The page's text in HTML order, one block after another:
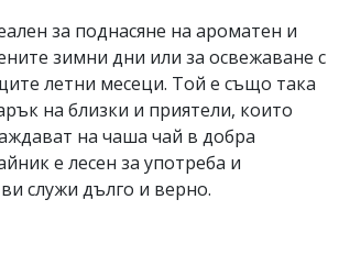
за поднасяне на ароматен и
зимни дни или за освежаване с
летни месеци. Той е също така
на близки и приятели, които
на чаша чай в добра
е лесен за употреба и
служи дълго и верно.